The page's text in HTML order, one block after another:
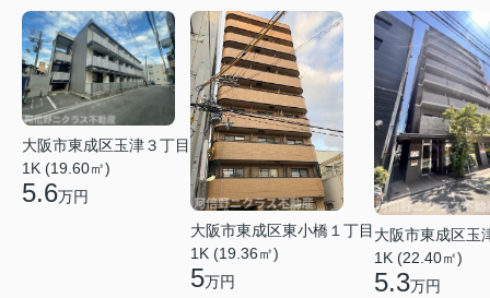
大阪市東成区玉津３丁目
1K (19.60㎡)
5.6万円
大阪市東成区東小橋１丁目
1K (19.36㎡)
5万円
大阪市東成区玉
1K (22.40㎡)
5.3万円